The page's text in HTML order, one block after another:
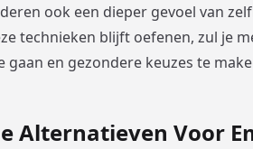
ook een dieper gevoel van
technieken blijft oefenen, zul je
gaan en gezondere keuzes te
Alternatieven Voor